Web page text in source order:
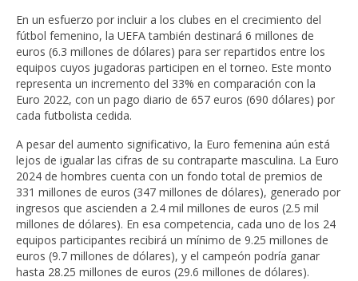
En un esfuerzo por incluir a los clubes en el crecimiento del
fútbol femenino, la UEFA también destinará 6 millones de
euros (6.3 millones de dólares) para ser repartidos entre los
equipos cuyos jugadoras participen en el torneo. Este monto
representa un incremento del 33% en comparación con la
Euro 2022, con un pago diario de 657 euros (690 dólares) por
cada futbolista cedida.
A pesar del aumento significativo, la Euro femenina aún está
lejos de igualar las cifras de su contraparte masculina. La Euro
2024 de hombres cuenta con un fondo total de premios de
331 millones de euros (347 millones de dólares), generado por
ingresos que ascienden a 2.4 mil millones de euros (2.5 mil
millones de dólares). En esa competencia, cada uno de los 24
equipos participantes recibirá un mínimo de 9.25 millones de
euros (9.7 millones de dólares), y el campeón podría ganar
hasta 28.25 millones de euros (29.6 millones de dólares).